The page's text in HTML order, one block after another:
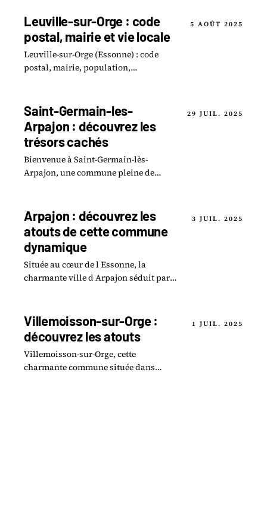
Leuville-sur-Orge : code
postal, mairie et vie locale
Leuville-sur-Orge (Essonne) : code
postal, mairie, population,
5 AOÛT 2025
Saint-Germain-les-
Arpajon : découvrez les
trésors cachés
Bienvenue à Saint-Germain-lès-
Arpajon, une commune pleine de
expérience unique.
29 JUIL. 2025
Arpajon : découvrez les
atouts de cette commune
dynamique
Située au cœur de l Essonne, la
charmante ville d Arpajon séduit par
3 JUIL. 2025
Villemoisson-sur-Orge :
découvrez les atouts
Villemoisson-sur-Orge, cette
charmante commune située dans
1 JUIL. 2025